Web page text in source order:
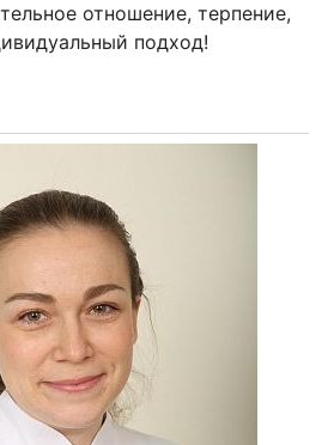
отношение, терпение,
подход!